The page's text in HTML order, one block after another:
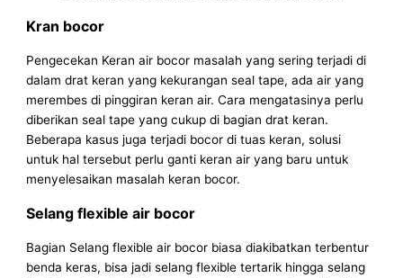
Kran bocor
Pengecekan Keran air bocor masalah yang sering terjadi di
dalam drat keran yang kekurangan seal tape, ada air yang
merembes di pinggiran keran air. Cara mengatasinya perlu
diberikan seal tape yang cukup di bagian drat keran.
Beberapa kasus juga terjadi bocor di tuas keran, solusi
untuk hal tersebut perlu ganti keran air yang baru untuk
menyelesaikan masalah keran bocor.
Selang flexible air bocor
Bagian Selang flexible air bocor biasa diakibatkan terbentur
benda keras, bisa jadi selang flexible tertarik hingga selang